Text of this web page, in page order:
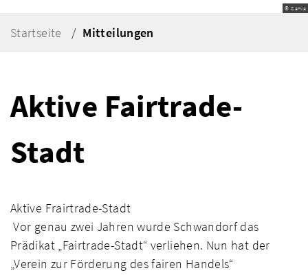
© Canva
Startseite Mitteilungen
Aktive Fairtrade-
Stadt
Aktive Frairtrade-Stadt
Vor genau zwei Jahren wurde Schwandorf das
Prädikat „Fairtrade-Stadt“ verliehen. Nun hat der
„Verein zur Förderung des fairen Handels“